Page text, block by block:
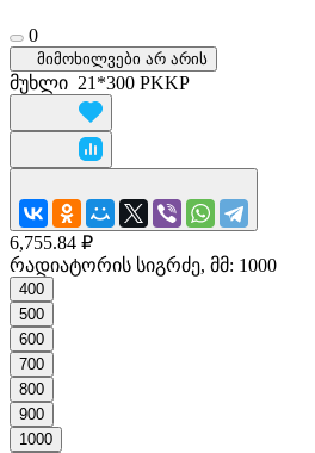
0
მიმოხილვები არ არის
მუხლი 21*300 PKKP
6,755.84 ₽
რადიატორის სიგრძე, მმ: 1000
400
500
600
700
800
900
1000